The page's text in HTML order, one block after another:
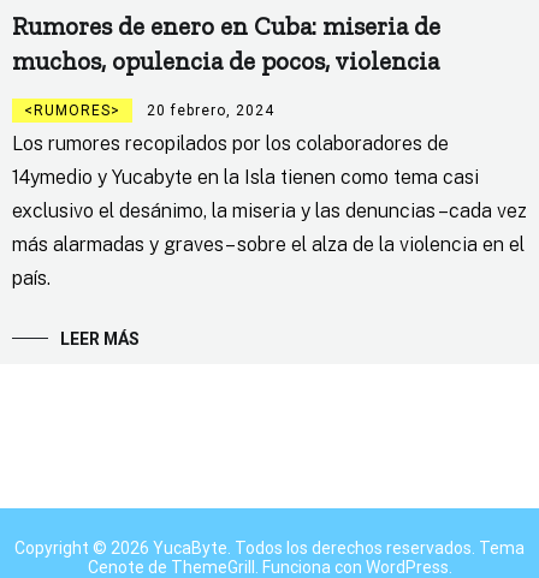
Rumores de enero en Cuba: miseria de
muchos, opulencia de pocos, violencia
RUMORES 20 febrero, 2024
Los rumores recopilados por los colaboradores de
14ymedio y Yucabyte en la Isla tienen como tema casi
exclusivo el desánimo, la miseria y las denuncias –cada vez
más alarmadas y graves– sobre el alza de la violencia en el
país.
LEER MÁS
Copyright © 2026 YucaByte . Todos los derechos reservados. Tema
Cenote de ThemeGrill. Funciona con WordPress